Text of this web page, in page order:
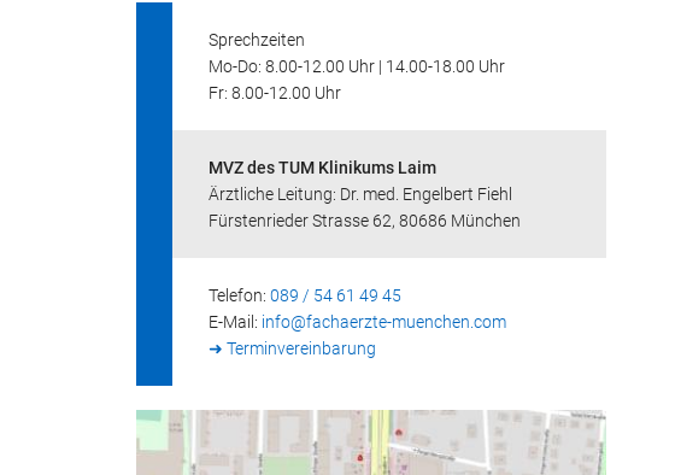
Sprechzeiten
Mo-Do: 8.00-12.00 Uhr | 14.00-18.00 Uhr
Fr: 8.00-12.00 Uhr
MVZ des TUM Klinikums Laim
Ärztliche Leitung: Dr. med. Engelbert Fiehl
Fürstenrieder Strasse 62, 80686 München
Telefon: 089 / 54 61 49 45
E-Mail: info@fachaerzte-muenchen.com
➜ Terminvereinbarung